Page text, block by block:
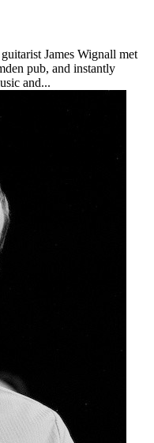
James Wignall met
pub, and instantly
and...